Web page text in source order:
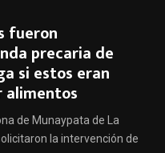
fueron
precaria de
si estos eran
alimentos
de Munaypata de La
la intervención de